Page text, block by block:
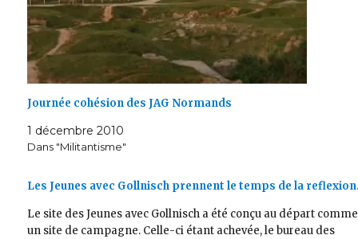
Journée cohésion des JAG Normands
1 décembre 2010
Dans "Militantisme"
Les Jeunes avec Gollnisch prennent le temps de la
Le site des Jeunes avec Gollnisch a été conçu au départ comme
un site de campagne. Celle-ci étant achevée, le bureau des